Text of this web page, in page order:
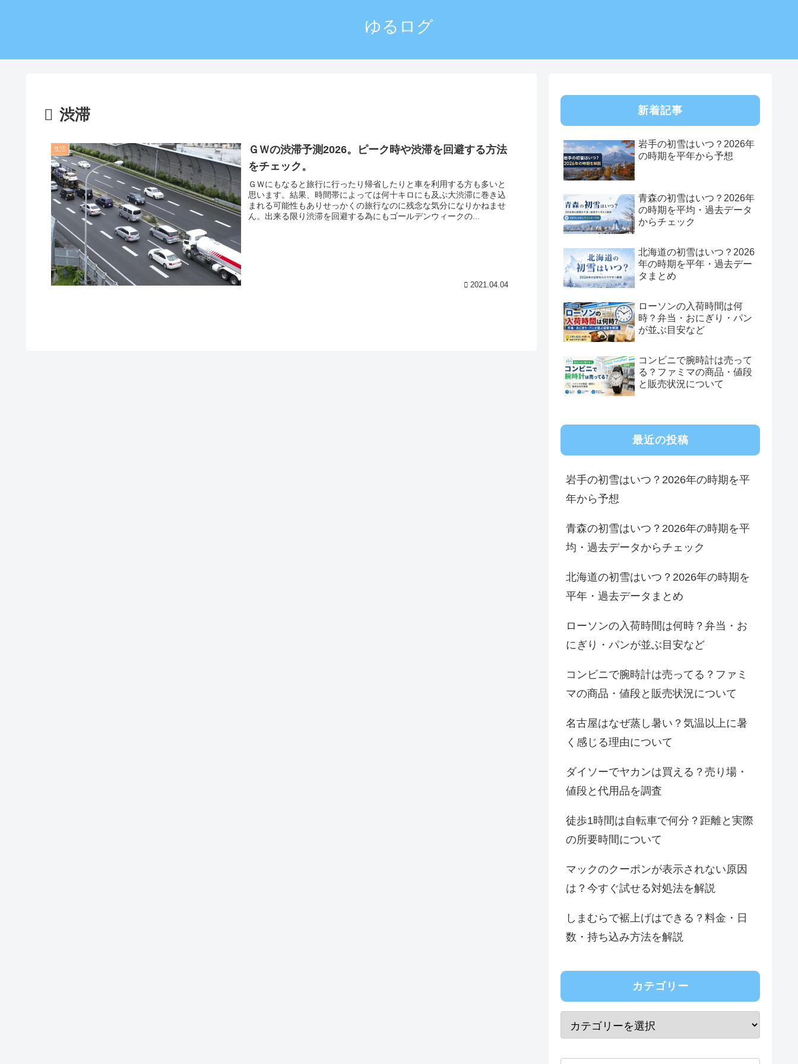
ゆるログ
渋滞
生活
ＧＷの渋滞予測2026。ピーク時や渋滞を回避する方法
をチェック。
ＧＷにもなると旅行に行ったり帰省したりと車を利用する方も多いと
思います。結果、時間帯によっては何十キロにも及ぶ大渋滞に巻き込
まれる可能性もありせっかくの旅行なのに残念な気分になりかねませ
ん。出来る限り渋滞を回避する為にもゴールデンウィークの...
2021.04.04
新着記事
岩手の初雪はいつ？2026年
の時期を平年から予想
青森の初雪はいつ？2026年
の時期を平均・過去データ
からチェック
北海道の初雪はいつ？2026
年の時期を平年・過去デー
タまとめ
ローソンの入荷時間は何
時？弁当・おにぎり・パン
が並ぶ目安など
コンビニで腕時計は売って
る？ファミマの商品・値段
と販売状況について
最近の投稿
岩手の初雪はいつ？2026年の時期を平
年から予想
青森の初雪はいつ？2026年の時期を平
均・過去データからチェック
北海道の初雪はいつ？2026年の時期を
平年・過去データまとめ
ローソンの入荷時間は何時？弁当・お
にぎり・パンが並ぶ目安など
コンビニで腕時計は売ってる？ファミ
マの商品・値段と販売状況について
名古屋はなぜ蒸し暑い？気温以上に暑
く感じる理由について
ダイソーでヤカンは買える？売り場・
値段と代用品を調査
徒歩1時間は自転車で何分？距離と実際
の所要時間について
マックのクーポンが表示されない原因
は？今すぐ試せる対処法を解説
しまむらで裾上げはできる？料金・日
数・持ち込み方法を解説
カテゴリー